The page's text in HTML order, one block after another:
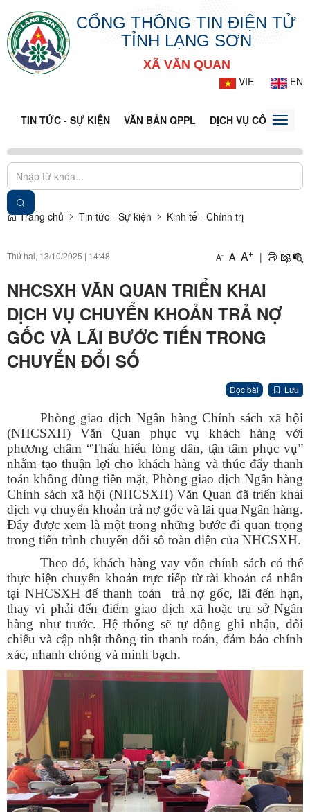
CỔNG THÔNG TIN ĐIỆN TỬ
TỈNH LẠNG SƠN
XÃ VĂN QUAN
VIE
EN
TIN TỨC - SỰ KIỆN VĂN BẢN QPPL DỊCH VỤ CÔNGToggle
Trang chủ Tin tức - Sự kiện Kinh tế - Chính trị
Thứ hai, 13/10/2025 | 14:48 A- A A+ |
NHCSXH VĂN QUAN TRIỂN KHAI
DỊCH VỤ CHUYỂN KHOẢN TRẢ NỢ
GỐC VÀ LÃI BƯỚC TIẾN TRONG
CHUYỂN ĐỔI SỐ
Đọc bài Lưu
Phòng giao dịch Ngân hàng Chính sách xã hội
(NHCSXH) Văn Quan phục vụ khách hàng với
phương châm “Thấu hiểu lòng dân, tận tâm phục vụ”
nhằm tạo thuận lợi cho khách hàng và thúc đẩy thanh
toán không dùng tiền mặt, Phòng giao dịch Ngân hàng
Chính sách xã hội (NHCSXH) Văn Quan đã triển khai
dịch vụ chuyển khoản trả nợ gốc và lãi qua Ngân hàng.
Đây được xem là một trong những bước đi quan trọng
trong tiến trình chuyển đổi số toàn diện của NHCSXH.
Theo đó, khách hàng vay vốn chính sách có thể
thực hiện chuyển khoản trực tiếp từ tài khoản cá nhân
tại NHCSXH để thanh toán
trả nợ gốc, lãi đến hạn,
thay vì phải đến điểm giao dịch xã hoặc trụ sở Ngân
hàng như trước. Hệ thống sẽ tự động ghi nhận, đối
chiếu và cập nhật thông tin thanh toán, đảm bảo chính
xác, nhanh chóng và minh bạch.